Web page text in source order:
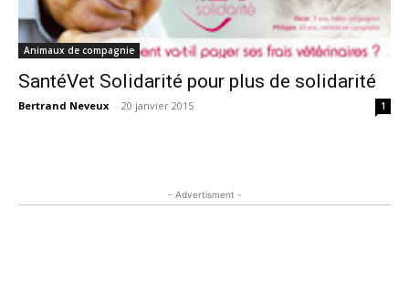
Animaux de compagnie
SantéVet Solidarité pour plus de solidarité
Bertrand Neveux - 20 janvier 2015 1
- Advertisment -